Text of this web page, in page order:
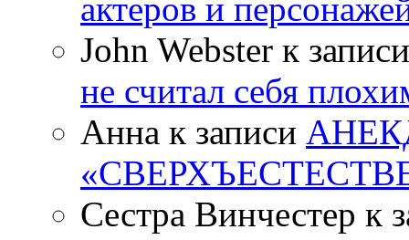
актеров и
John Webster к
не считал себя
Анна к записи
Сестра Винчестер к